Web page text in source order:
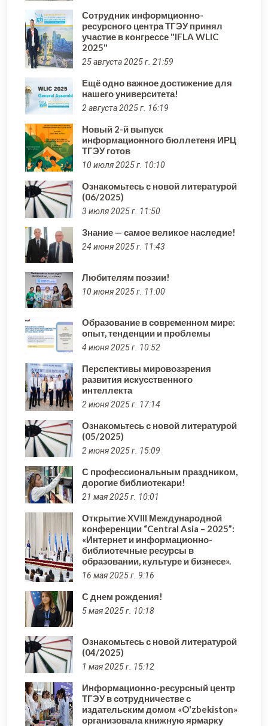
Сотрудник информционно-
ресурсного центра ТГЭУ принял
участие в конгрессе "IFLA WLIC
2025"
25 августа 2025 г. 21:59
Ещё одно важное достижение для
нашего университета!
2 августа 2025 г. 16:19
Новый 2-й выпуск
информационного бюллетеня ИРЦ
ТГЭУ готов
10 июля 2025 г. 10:10
Ознакомьтесь с новой литературой
(06/2025)
3 июля 2025 г. 11:50
Знание — самое великое наследие!
24 июня 2025 г. 11:43
Любителям поэзии!
10 июня 2025 г. 11:00
Образование в современном мире:
опыт, тенденции и проблемы
4 июня 2025 г. 10:52
Перспективы мировоззрения
развития искусственного
интеллекта
2 июня 2025 г. 17:14
Ознакомьтесь с новой литературой
(05/2025)
2 июня 2025 г. 15:09
С профессиональным праздником,
дорогие библиотекари!
21 мая 2025 г. 10:01
Открытие XVIII Международной
конференции “Central Asia – 2025”:
«Интернет и информационно-
библиотечные ресурсы в
образовании, культуре и бизнесе».
16 мая 2025 г. 9:16
С днем рождения!
5 мая 2025 г. 10:18
Ознакомьтесь с новой литературой
(04/2025)
1 мая 2025 г. 15:12
Информационно-ресурсный центр
ТГЭУ в сотрудничестве с
издательским домом «O'zbekiston»
организовала книжную ярмарку